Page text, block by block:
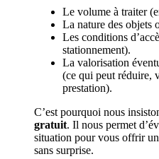
Le volume à traiter
La nature des objets
Les conditions
stationnement).
La valorisation
(ce qui peut réduire,
prestation).
C’est pourquoi nous
gratuit. Il nous permet
situation pour vous offrir un
sans surprise.